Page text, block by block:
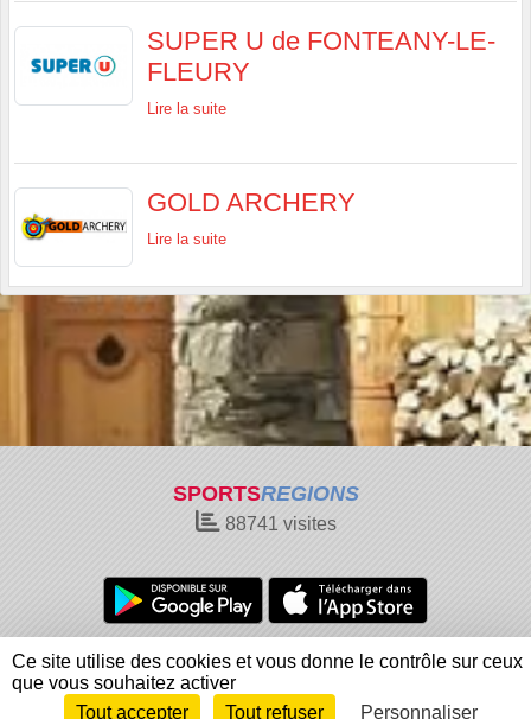
SUPER U de FONTEANY-LE-
FLEURY
Lire la suite
GOLD ARCHERY
Lire la suite
SPORTSREGIONS
88741 visites
Charte cookies
Gestion des cookies
Informations légales
Signaler un contenu inapproprié
Envie de participer ?
Connexion
Ce site utilise des cookies et vous donne le contrôle sur ceux
que vous souhaitez activer
Tout accepter
Tout refuser Personnaliser